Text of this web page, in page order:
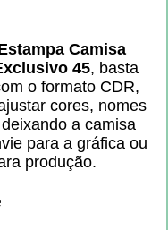
Camisa
45, basta
o formato CDR,
cores, nomes
a camisa
para a gráfica ou
produção.